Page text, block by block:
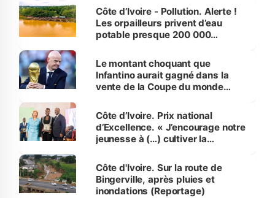
Côte d’Ivoire - Pollution. Alerte !
Les orpailleurs privent d’eau
potable presque 200 000
Le montant choquant que
Infantino aurait gagné dans la
vente de la Coupe du monde
Côte d’Ivoire. Prix national
d’Excellence. « J’encourage notre
jeunesse à (…) cultiver la
(Alassane Ouattara
Côte d'Ivoire. Sur la route de
Bingerville, après pluies et
inondations (Reportage)